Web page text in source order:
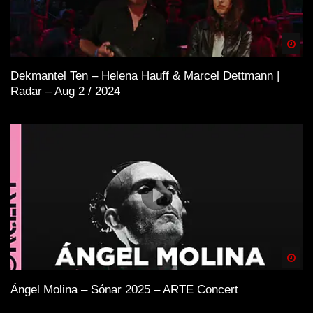
Dekmantel Ten – Helena Hauff & Marcel Dettmann |
Radar – Aug 2 / 2024
Ángel Molina – Sónar 2025 – ARTE Concert